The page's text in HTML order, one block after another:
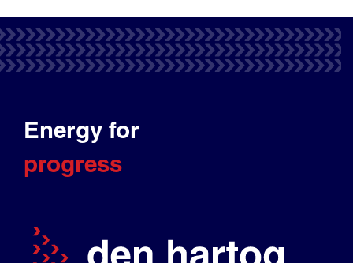
Energy for
progress